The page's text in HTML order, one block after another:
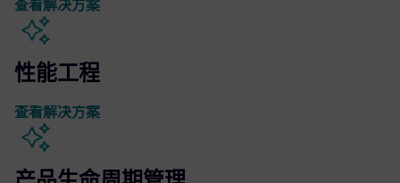
查看解决方案
性能工程
查看解决方案